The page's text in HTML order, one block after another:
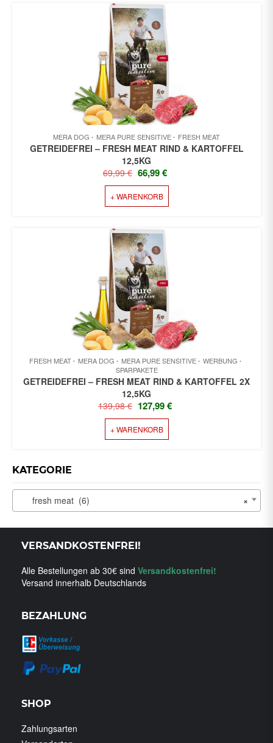
MERA DOG MERA PURE SENSITIVE FRESH MEAT
GETREIDEFREI – FRESH MEAT RIND & KARTOFFEL
12,5KG
69,99€ URSPRÜNGLICHER
PREIS
WAR:
69,99 €
66,99€
+ WARENKORB
FRESH MEAT MERA DOG MERA PURE SENSITIVE
WERBUNG
SPARPAKETE
GETREIDEFREI – FRESH MEAT RIND & KARTOFFEL 2X
12,5KG
139,98€ URSPRÜNGLICHER
PREIS
WAR:
139,98 €
127,99€
+ WARENKORB
KATEGORIE
×
fresh meat (6)
VERSANDKOSTENFREI!
Alle Bestellungen ab 30€ sind Versandkostenfrei!
Versand innerhalb Deutschlands
BEZAHLUNG
SHOP
Zahlungsarten